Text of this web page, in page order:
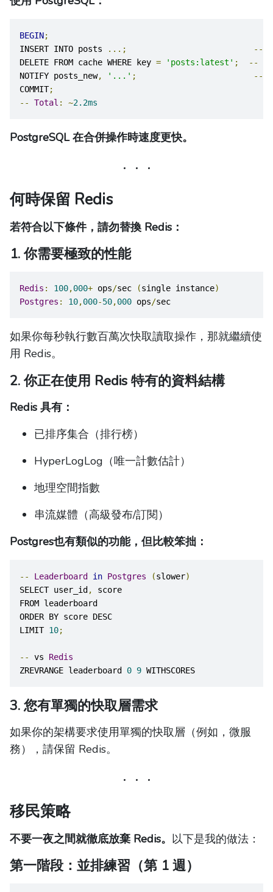
BEGIN;
INSERT INTO posts
...; --
DELETE FROM cache WHERE key = 'posts:latest' ; --
NOTIFY posts_new, '...' ; --
COMMIT;
--
Total : ~2.2ms
PostgreSQL 在合併操作時速度更快。
何時保留 Redis
若符合以下條件，請勿替換 Redis：
1. 你需要極致的性能
Redis : 100,000+ ops/sec (single instance)
Postgres : 10,000-50,000 ops/sec
如果你每秒執行數百萬次快取讀取操作，那就繼續使
用 Redis。
2. 你正在使用 Redis 特有的資料結構
Redis 具有：
已排序集合（排行榜）
HyperLogLog（唯一計數估計）
地理空間指數
串流媒體（高級發布/訂閱）
Postgres也有類似的功能，但比較笨拙：
-- Leaderboard in Postgres (slower)
SELECT user_id ,
score
FROM leaderboard
ORDER BY score DESC
LIMIT 10;
-- vs Redis
ZREVRANGE leaderboard 0 9 WITHSCORES
3. 您有單獨的快取層需求
如果你的架構要求使用單獨的快取層（例如，微服
務），請保留 Redis。
移民策略
不要一夜之間就徹底放棄 Redis。 以下是我的做法：
第一階段：並排練習（第 1 週）